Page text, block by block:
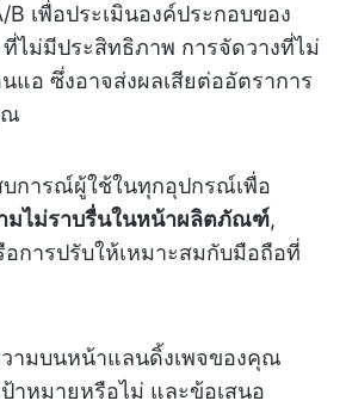
B เพื่อประเมินองค์ประกอบของ
ที่ไม่มีประสิทธิภาพ การจัดวางที่ไม่
แอ ซึ่งอาจส่งผลเสียต่ออัตราการ
ณ
บการณ์ผู้ใช้ในทุกอุปกรณ์เพื่อ
มไม่ราบรื่นในหน้าผลิตภัณฑ์,
อการปรับให้เหมาะสมกับมือถือที่
วามบนหน้าแลนดิ้งเพจของคุณ
าหมายหรือไม่ และข้อเสนอ